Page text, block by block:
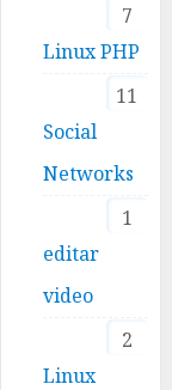
7
Linux PHP
11
Social
Networks
1
editar
video
2
Linux